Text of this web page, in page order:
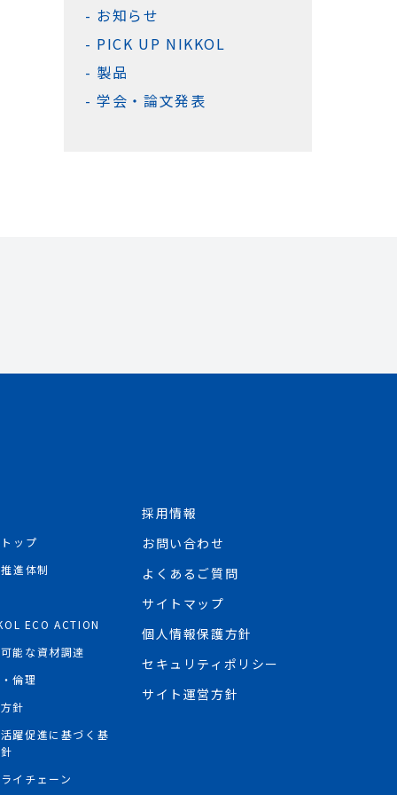
お知らせ
PICK UP NIKKOL
製品
学会・論文発表
ップ
進体制
ECO ACTION
能な資材調達
倫理
針
躍促進に基づく基
イチェーン
採用情報
お問い合わせ
よくあるご質問
サイトマップ
個人情報保護方針
セキュリティポリシー
サイト運営方針